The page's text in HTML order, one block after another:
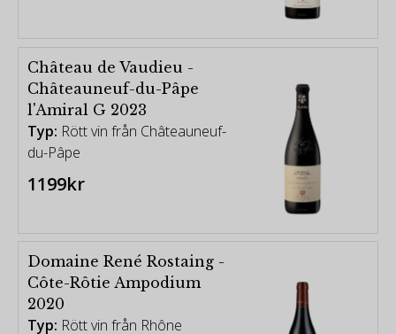
Château de Vaudieu -
Châteauneuf-du-Pâpe
l'Amiral G 2023
Typ: Rött vin från Châteauneuf-
du-Pâpe
1199kr
Domaine René Rostaing -
Côte-Rôtie Ampodium
2020
Typ: Rött vin från Rhône